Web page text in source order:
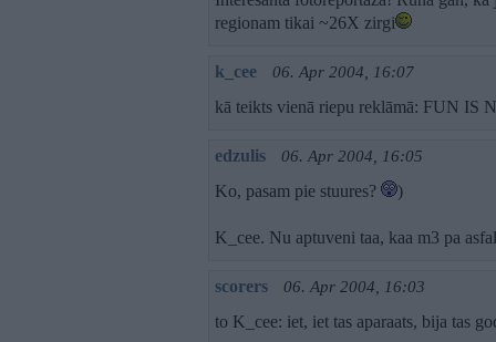
regionam tikai ~26X zirgi
k_cee 06. Apr 2004, 16:07
kā teikts vienā riepu reklāmā: FUN
edzulis 06. Apr 2004, 16:05
Ko, pasam pie stuures? )
K_cee. Nu aptuveni taa, kaa m3 pa
scorers 06. Apr 2004, 16:03
to K_cee: iet, iet tas aparaats, bija tas